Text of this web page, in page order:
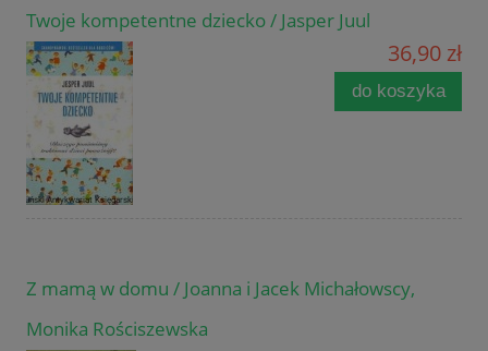
Twoje kompetentne dziecko / Jasper Juul
36,90 zł
do koszyka
Z mamą w domu / Joanna i Jacek Michałowscy,
Monika Rościszewska